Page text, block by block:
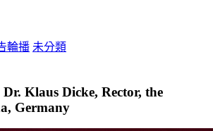
輪播 未分類
Klaus Dicke, Rector, the
Germany